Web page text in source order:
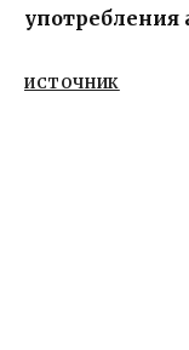
употребления
ИСТОЧНИК